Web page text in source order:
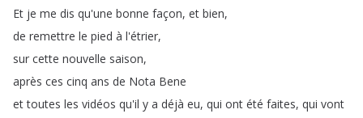
Et je me dis qu'une bonne façon, et bien,
de remettre le pied à l'étrier,
sur cette nouvelle saison,
après ces cinq ans de Nota Bene
et toutes les vidéos qu'il y a déjà eu, qui ont été faites, qui vont